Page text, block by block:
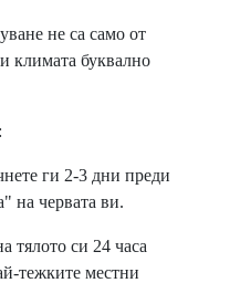
не са само от
климата буквално
ги 2-3 дни преди
на червата ви.
тялото си 24 часа
тежките местни